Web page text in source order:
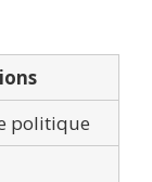
politique